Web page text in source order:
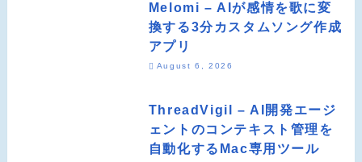
Melomi – AIが感情を歌に変
換する3分カスタムソング作成
アプリ
August 6, 2026
ThreadVigil – AI開発エージ
ェントのコンテキスト管理を
自動化するMac専用ツール